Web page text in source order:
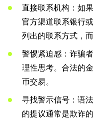
直接联系机构：如
官方渠道联系银行
列出的联系方式，
警惕紧迫感：诈骗
理性思考。合法的
币交易。
寻找警示信号：语
的提议通常是欺诈的